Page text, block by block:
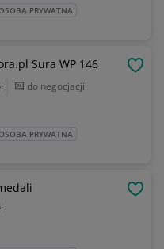
PRYWATNA
Sura WP 146
do negocjacji
PRYWATNA